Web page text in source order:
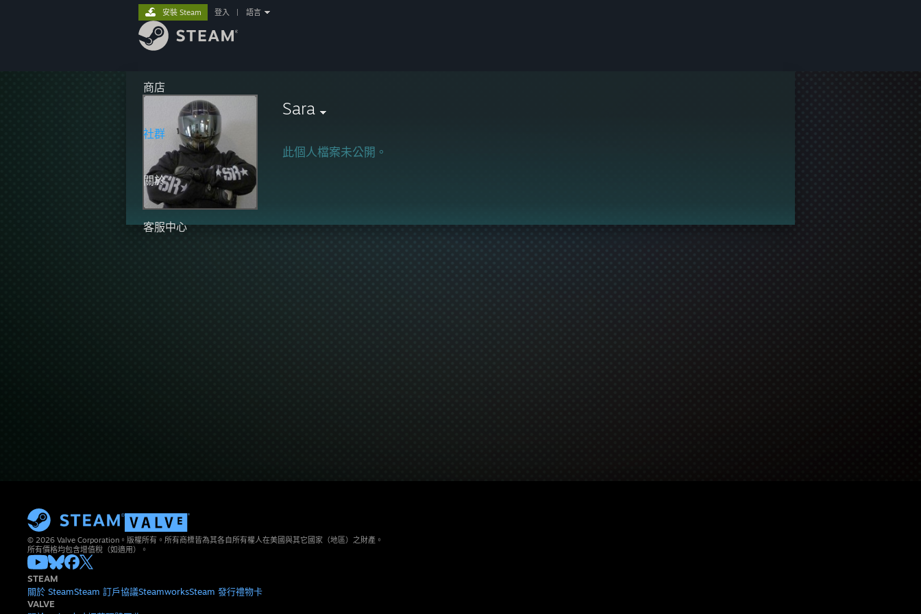
商店
社群
關於
客服中心
安裝 Steam 登入 語言
Sara
此個人檔案未公開。
© 2026 Valve Corporation。版權所有。所有商標皆為其各自所有權人在美國與其它國家（地區）之財產。
所有價格均包含增值稅（如適用）。
STEAM
關於 SteamSteam 訂戶協議SteamworksSteam 發行禮物卡
VALVE